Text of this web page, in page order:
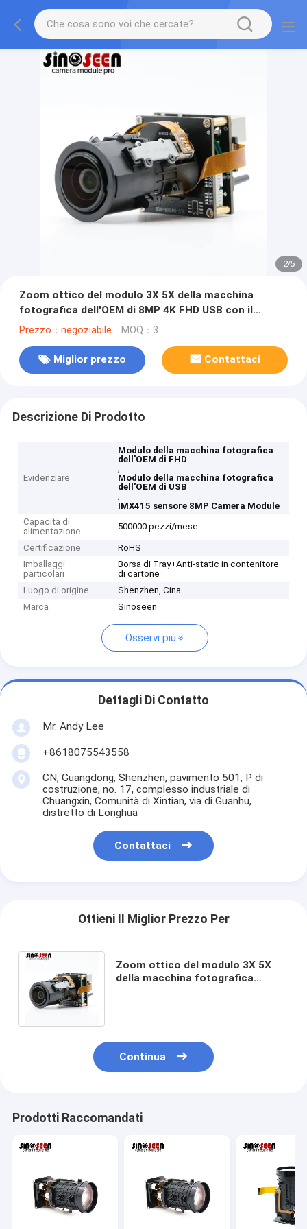
2/5
Zoom ottico del modulo 3X 5X della macchina
fotografica dell'OEM di 8MP 4K FHD USB con il
sensore IMX415
Prezzo：negoziabile MOQ：3
Miglior prezzo Contattaci
Descrizione Di Prodotto
Evidenziare
Modulo della macchina fotografica
dell'OEM di FHD
,
Modulo della macchina fotografica
dell'OEM di USB
,
IMX415 sensore 8MP Camera Module
Capacità di
alimentazione
500000 pezzi/mese
Certificazione
RoHS
Imballaggi
particolari
Borsa di Tray+Anti-static in contenitore
di cartone
Luogo di origine
Shenzhen, Cina
Marca
Sinoseen
Osservi più
Dettagli Di Contatto
Mr. Andy Lee
+8618075543558
CN, Guangdong, Shenzhen, pavimento 501, P di
costruzione, no. 17, complesso industriale di
Chuangxin, Comunità di Xintian, via di Guanhu,
distretto di Longhua
Contattaci
Ottieni Il Miglior Prezzo Per
Zoom ottico del modulo 3X 5X
della macchina fotografica
Continua
Prodotti Raccomandati